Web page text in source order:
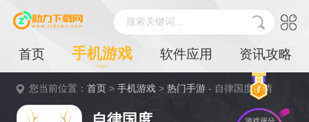
搜索关键词...
首页 手机游戏 软件应用 资讯攻略
您当前位置：首页 >手机游戏 >热门手游 - 自律国度详情